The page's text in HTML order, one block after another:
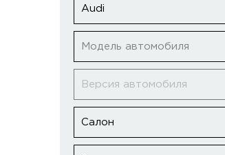
Audi
Модель автомобиля
Версия автомобиля
Салон